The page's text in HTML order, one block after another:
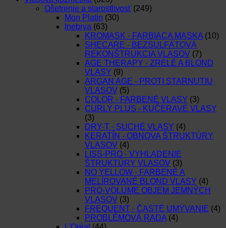
Ošetrenie a starostlivosť (249)
Mon Platin (30)
Inebrya (63)
KROMASK - FARBIACA MASKA (10)
SHECARE - BEZSULFÁTOVÁ
REKONŠTRUKCIA VLASOV (7)
AGE THERAPY - ZRELÉ A BLOND
VLASY (9)
ARGAN AGE - PROTI STARNUTIU
VLASOV (5)
COLOR - FARBENÉ VLASY (3)
CURLY PLUS - KUČERAVÉ VLASY
(3)
DRY-T - SUCHÉ VLASY (4)
KERATÍN - OBNOVA ŠTRUKTÚRY
VLASOV (4)
LISS-PRO - VYHLADENIE
ŠTRUKTÚRY VLASOV (3)
NO YELLOW - FARBENÉ A
MELÍROVANÉ BLOND VLASY (4)
PRO-VOLUME OBJEM JEMNÝCH
VLASOV (3)
FREQUENT - ČASTÉ UMÝVANIE (4)
PROBLÉMOVÁ RADA (4)